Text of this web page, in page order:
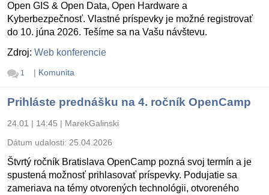
Open GIS & Open Data, Open Hardware a
Kyberbezpečnosť. Vlastné príspevky je možné registrovať
do 10. júna 2026. Tešíme sa na Vašu návštevu.
Zdroj: Web konferencie
1 | Komunita
Prihláste prednášku na 4. ročník OpenCamp
24.01 | 14:45 | MarekGalinski
Dátum udalosti: 25.04.2026
Štvrtý ročník Bratislava OpenCamp pozná svoj termín a je
spustená možnosť prihlasovať príspevky. Podujatie sa
zameriava na témy otvorených technológii, otvoreného